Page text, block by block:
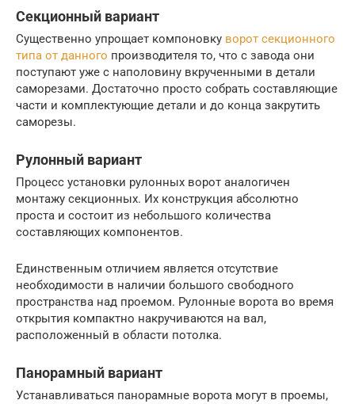
Секционный вариант
Существенно упрощает компоновку ворот секционного
типа от данного производителя то, что с завода они
поступают уже с наполовину вкрученными в детали
саморезами. Достаточно просто собрать составляющие
части и комплектующие детали и до конца закрутить
саморезы.
Рулонный вариант
Процесс установки рулонных ворот аналогичен
монтажу секционных. Их конструкция абсолютно
проста и состоит из небольшого количества
составляющих компонентов.
Единственным отличием является отсутствие
необходимости в наличии большого свободного
пространства над проемом. Рулонные ворота во время
открытия компактно накручиваются на вал,
расположенный в области потолка.
Панорамный вариант
Устанавливаться панорамные ворота могут в проемы,